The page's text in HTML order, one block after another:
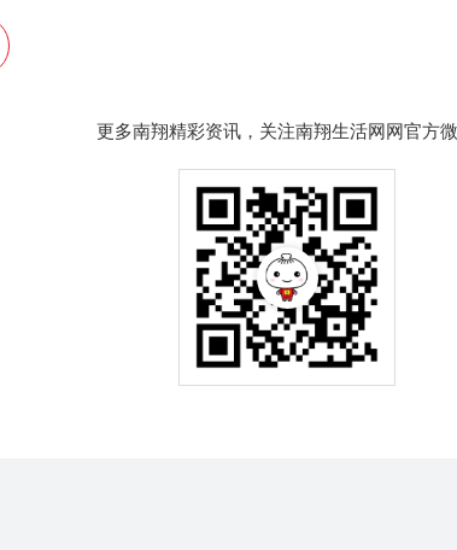
更多南翔精彩资讯，关注南翔生活网网官方